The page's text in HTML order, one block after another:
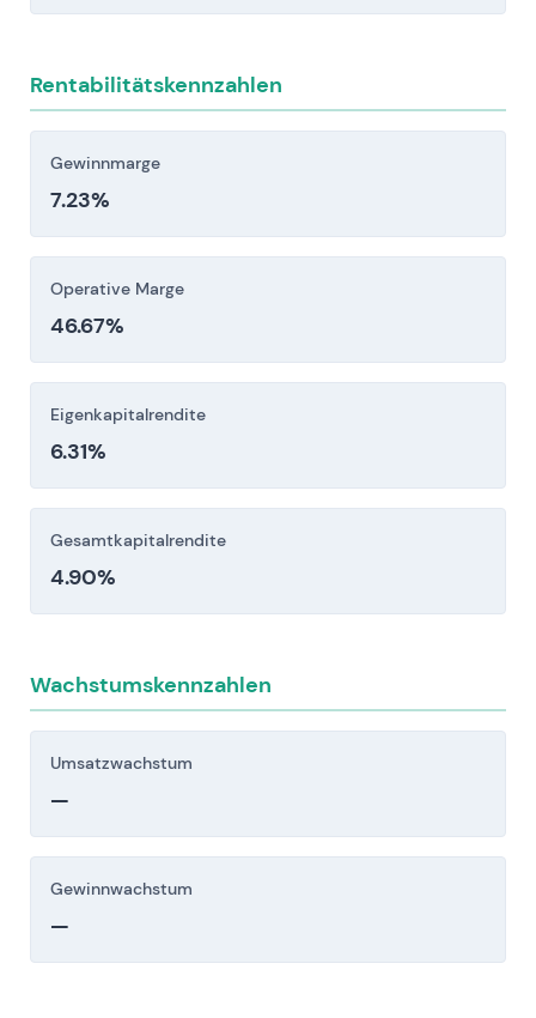
Infineon Waferengpässen, Exportkontrollen und
Handelsspannungen aus.
Technologie- und Ausführungsrisiken: Der
Übergang zu SiC/GaN, fortschrittliche
die Integration von Akquisitionen erfordern
erhebliche Investitionen und sichere Umsetzung.
Verzögerungen oder Fehlschläge können zu
Marktanteilsverlusten und Margenerosion
führen.
Anleger sollten diese Risikofaktoren vor einer
Rentabilitätskennzahlen
Gewinnmarge
7.23%
Operative Marge
46.67%
Eigenkapitalrendite
6.31%
Gesamtkapitalrendite
4.90%
Wachstumskennzahlen
Umsatzwachstum
—
Gewinnwachstum
—